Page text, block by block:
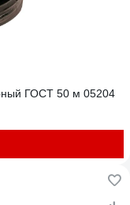
ГОСТ 50 м 05204